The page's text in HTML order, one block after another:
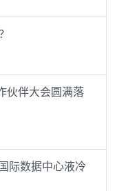
伙伴大会圆满落
际数据中心液冷